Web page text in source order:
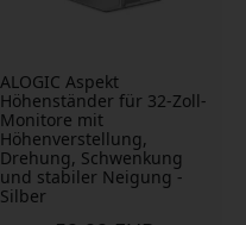
ALOGIC Aspekt
Höhenständer für 32-Zoll-
Monitore mit
Höhenverstellung,
Drehung, Schwenkung
und stabiler Neigung -
Silber